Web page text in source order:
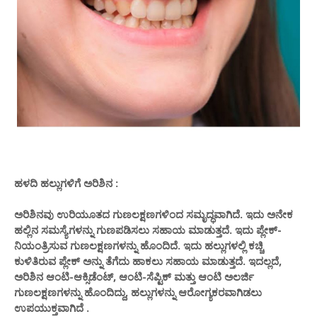
ಹಳದಿ ಹಲ್ಲುಗಳಿಗೆ ಅರಿಶಿನ :
ಅರಿಶಿನವು ಉರಿಯೂತದ ಗುಣಲಕ್ಷಣಗಳಿಂದ ಸಮೃದ್ಧವಾಗಿದೆ. ಇದು ಅನೇಕ
ಹಲ್ಲಿನ ಸಮಸ್ಯೆಗಳನ್ನು ಗುಣಪಡಿಸಲು ಸಹಾಯ ಮಾಡುತ್ತದೆ. ಇದು ಪ್ಲೇಕ್-
ನಿಯಂತ್ರಿಸುವ ಗುಣಲಕ್ಷಣಗಳನ್ನು ಹೊಂದಿದೆ. ಇದು ಹಲ್ಲುಗಳಲ್ಲಿ ಕಚ್ಚಿ
ಕುಳಿತಿರುವ ಪ್ಲೇಕ್ ಅನ್ನು ತೆಗೆದು ಹಾಕಲು ಸಹಾಯ ಮಾಡುತ್ತದೆ. ಇದಲ್ಲದೆ,
ಅರಿಶಿನ ಆಂಟಿ-ಆಕ್ಸಿಡೆಂಟ್, ಆಂಟಿ-ಸೆಪ್ಟಿಕ್ ಮತ್ತು ಆಂಟಿ ಅಲರ್ಜಿ
ಗುಣಲಕ್ಷಣಗಳನ್ನು ಹೊಂದಿದ್ದು, ಹಲ್ಲುಗಳನ್ನು ಆರೋಗ್ಯಕರವಾಗಿಡಲು
ಉಪಯುಕ್ತವಾಗಿದೆ .